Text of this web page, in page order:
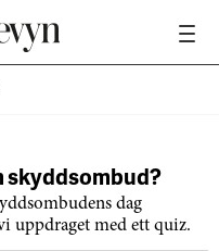
skyddsombud?
dag
uppdraget med ett quiz.